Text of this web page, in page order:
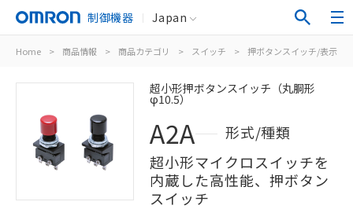
制御機器 Japan
Home > 商品情報 > 商品カテゴリ > スイッチ > 押ボタンスイッチ/表示灯
超小形押ボタンスイッチ（丸胴形
φ10.5）
A2A
形式/種類
超小形マイクロスイッチを
内蔵した高性能、押ボタン
スイッチ